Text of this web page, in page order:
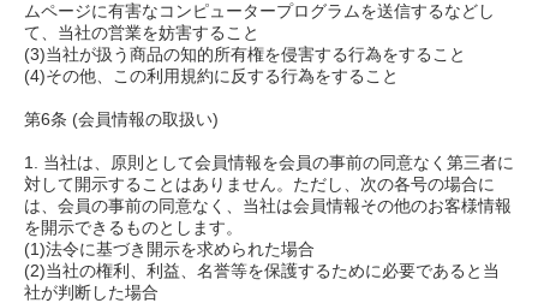
ムページに有害なコンピュータープログラムを送信するなどし
て、当社の営業を妨害すること
(3)当社が扱う商品の知的所有権を侵害する行為をすること
(4)その他、この利用規約に反する行為をすること
第6条 (会員情報の取扱い)
1. 当社は、原則として会員情報を会員の事前の同意なく第三者に
対して開示することはありません。ただし、次の各号の場合に
は、会員の事前の同意なく、当社は会員情報その他のお客様情報
を開示できるものとします。
(1)法令に基づき開示を求められた場合
(2)当社の権利、利益、名誉等を保護するために必要であると当
社が判断した場合